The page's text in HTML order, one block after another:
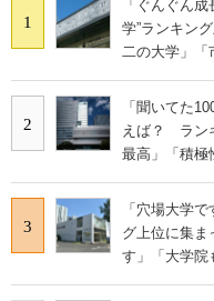
1
「ぐんぐん
学”ランキン
二の大学」
2
「聞いてた
えば？ ラン
最高」「積極
3
「穴場大学
グ上位に集ま
す」「大学院